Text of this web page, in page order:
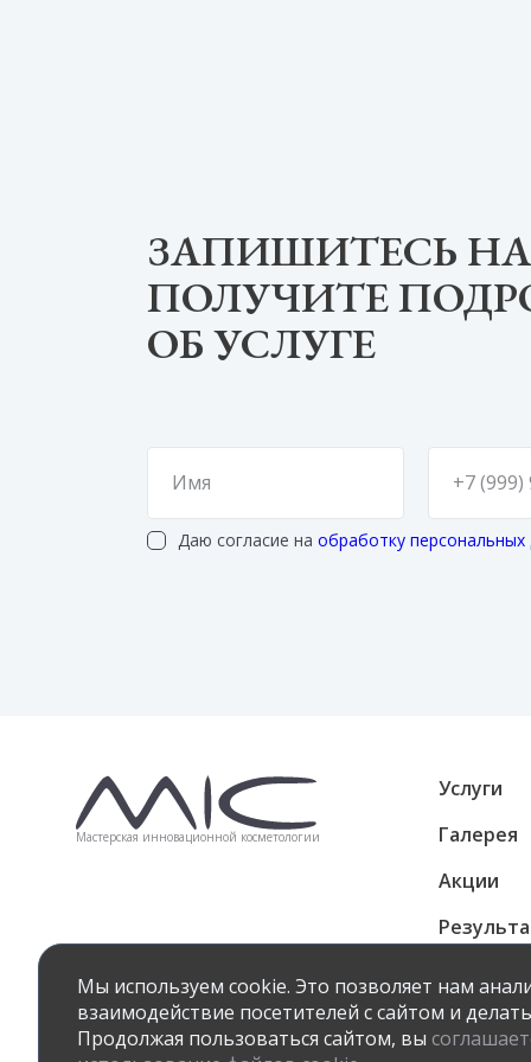
ЗАПИШИТЕСЬ
ПОЛУЧИТЕ
ОБ УСЛУГЕ
Даю согласие на обработку персональных
Мастерская инновационной косметологии
Услуги
Галерея
Акции
© 2022 «MIC» Все права защищены
Мы используем cookie. Это позволяет нам
взаимодействие посетителей с сайтом и
Продолжая пользоваться сайтом, вы